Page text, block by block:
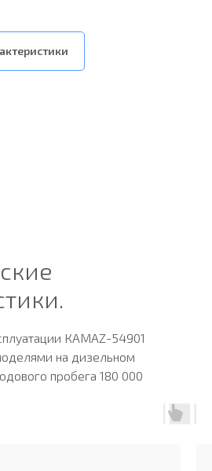
КАМАZ-54901
на дизельном
пробега 180 000